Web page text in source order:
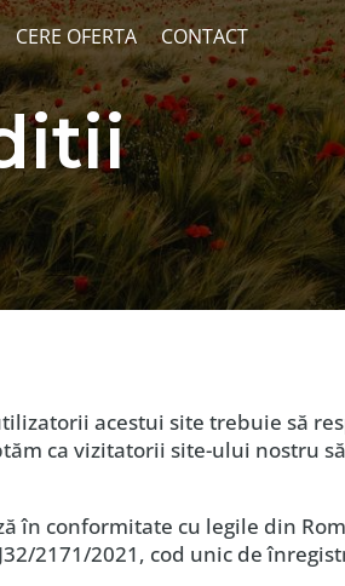
CERE OFERTA CONTACT
acestui site trebuie să
ca vizitatorii site-ului nostru
în conformitate cu legile din
2171/2021, cod unic de